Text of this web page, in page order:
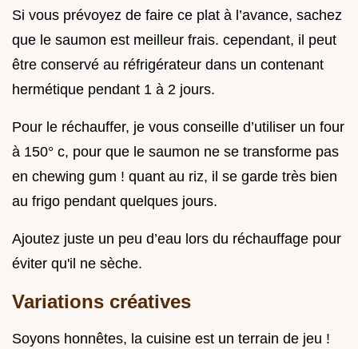
Si vous prévoyez de faire ce plat à l’avance, sachez
que le saumon est meilleur frais. cependant, il peut
être conservé au réfrigérateur dans un contenant
hermétique pendant 1 à 2 jours.
Pour le réchauffer, je vous conseille d’utiliser un four
à 150° c, pour que le saumon ne se transforme pas
en chewing gum ! quant au riz, il se garde très bien
au frigo pendant quelques jours.
Ajoutez juste un peu d’eau lors du réchauffage pour
éviter qu'il ne sèche.
Variations créatives
Soyons honnêtes, la cuisine est un terrain de jeu !